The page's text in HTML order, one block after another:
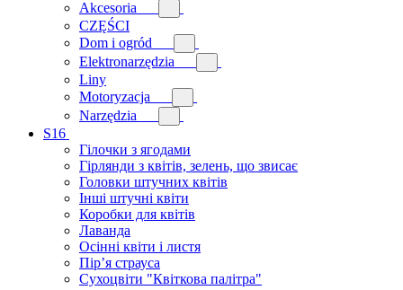
Akcesoria
CZĘŚCI
Dom i ogród
Elektronarzędzia
Liny
Motoryzacja
Narzędzia
S16
Гілочки з ягодами
Гірлянди з квітів, зелень, що звисає
Головки штучних квітів
Інші штучні квіти
Коробки для квітів
Лаванда
Осінні квіти і листя
Пір’я страуса
Сухоцвіти "Квіткова палітра"